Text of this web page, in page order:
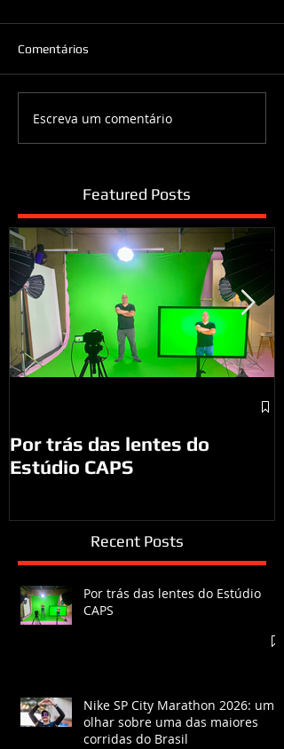
Comentários
Escreva um comentário
Featured Posts
Por trás das lentes do
Estúdio CAPS
Recent Posts
Por trás das lentes do Estúdio
CAPS
Nike SP City Marathon 2026: um
olhar sobre uma das maiores
corridas do Brasil